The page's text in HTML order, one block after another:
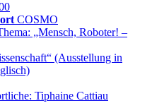
COSMO
„Mensch, Roboter! –
(Ausstellung in
Tiphaine Cattiau